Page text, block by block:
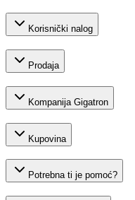
Korisnički nalog
Prodaja
Kompanija Gigatron
Kupovina
Potrebna ti je pomoć?